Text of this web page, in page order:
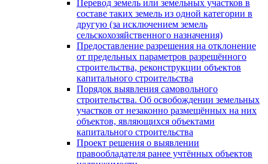
Перевод земель или земельных участков в
составе таких земель из одной категории в
другую (за исключением земель
сельскохозяйственного назначения)
Предоставление разрешения на отклонение
от предельных параметров разрешённого
строительства, реконструкции объектов
капитального строительства
Порядок выявления самовольного
строительства. Об освобождении земельных
участков от незаконно размещённых на них
объектов, являющихся объектами
капитального строительства
Проект решения о выявлении
правообладателя ранее учтённых объектов